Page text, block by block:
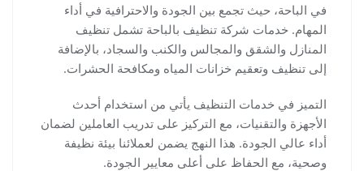
في الباحة، حيث تجمع بين الجودة والاحترافية في أداء
المهام. خدمات شركة تنظيف بالباحة تشمل تنظيف
المنازل والشقق والمجالس والكنب والسجاد، بالإضافة
إلى تنظيف وتعقيم خزانات المياه ومكافحة الحشرات.
التميز في خدمات التنظيف يأتي من استخدام أحدث
الأجهزة والتقنيات، مع التركيز على تدريب العاملين لضمان
أداء عالي الجودة. هذا النهج يضمن لعملائنا بيئة نظيفة
وصحية، مع الحفاظ على أعلى معايير الجودة.